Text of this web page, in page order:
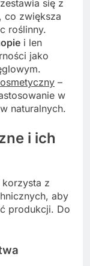
się z
, co zwiększa
roślinny.
i len
jako
–
w
naturalnych.
i ich
korzysta z
aby
produkcji. Do